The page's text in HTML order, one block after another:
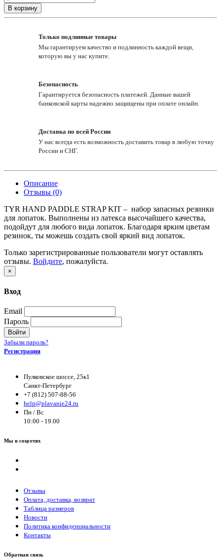
В корзину
Только подлинные товары
Мы гарантируем качество и подлинность каждой вещи,
которую вы у нас купите.
Безопасность
Гарантируется безопасность платежей. Данные вашей
банковской карты надежно защищены при оплате онлайн.
Доставка по всей России
У нас всегда есть возможность доставить товар в любую точку
России и СНГ.
Описание
Отзывы (0)
TYR HAND PADDLE STRAP KIT – набор запасных резинки
для лопаток. Выполнены из латекса высочайшего качества,
подойдут для любого вида лопаток. Благодаря ярким цветам
резинок, ты можешь создать свой яркий вид лопаток.
Только зарегистрированные пользователи могут оставлять
отзывы. Войдите, пожалуйста.
×
Вход
Email
Пароль
Войти
Забыли пароль?
Регистрация
Пулковское шоссе, 25к1
Санкт-Петербург
+7 (812) 507-88-56
help@plavanie24.ru
Пн / Вс
10:00 - 19.00
Мы в соцсетях
Отзывы
Оплата, доставка, возврат
Таблица размеров
Новости
Политика конфиденциальности
Контакты
Обратная связь